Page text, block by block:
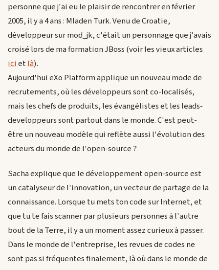
personne que j'ai eu le plaisir de rencontrer en février
2005, il y a 4 ans : Mladen Turk. Venu de Croatie,
développeur sur mod_jk, c'était un personnage que j'avais
croisé lors de ma formation JBoss (voir les vieux articles
icietlà).
Aujourd'hui eXo Platform applique un nouveau mode de
recrutements, où les développeurs sont co-localisés,
mais les chefs de produits, les évangélistes et les leads-
developpeurs sont partout dans le monde. C'est peut-
être un nouveau modèle qui reflète aussi l'évolution des
acteurs du monde de l'open-source ?
Sacha explique que le développement open-source est
un catalyseur de l'innovation, un vecteur de partage de la
connaissance. Lorsque tu mets ton code sur Internet, et
que tu te fais scanner par plusieurs personnes à l'autre
bout de la Terre, il y a un moment assez curieux à passer.
Dans le monde de l'entreprise, les revues de codes ne
sont pas si fréquentes finalement, là où dans le monde de